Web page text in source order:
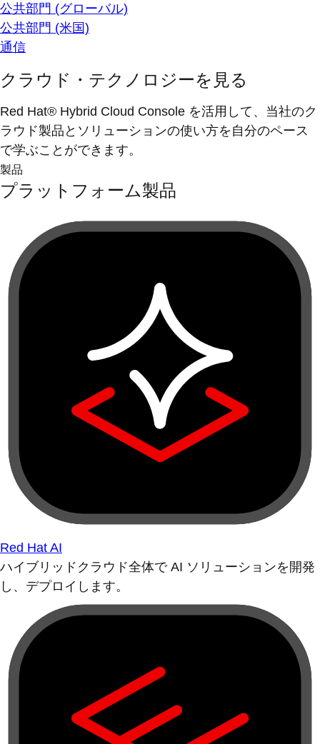
公共部門 (グローバル)
公共部門 (米国)
通信
クラウド・テクノロジーを見る
Red Hat® Hybrid Cloud Console を活用して、当社のク
ラウド製品とソリューションの使い方を自分のペース
で学ぶことができます。
製品
プラットフォーム製品
Red Hat AI
ハイブリッドクラウド全体で AI ソリューションを開発
し、デプロイします。